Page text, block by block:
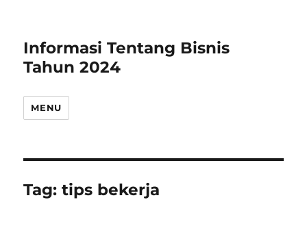
Informasi Tentang Bisnis
Tahun 2024
MENU
Tag:tips bekerja